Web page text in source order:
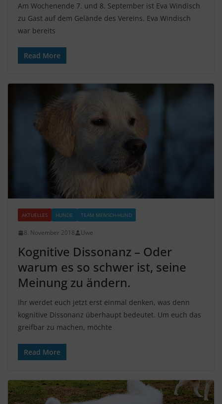
Am Wochenende 7. und 8. September ist Eva Windisch
zu Gast auf dem Gelände des Vereins. Eva Windisch
war bereits
Read More
AKTUELLES HUNDE TEAM MENSCH-HUND
8. November 2018 Uwe
Kognitive Dissonanz – Oder
warum es so schwer ist, seine
Meinung zu ändern.
Ihr werdet euch jetzt erst einmal denken, was denn
kognitive Dissonanz überhaupt bedeutet. Um euch das
greifbar zu machen, möchte
Read More